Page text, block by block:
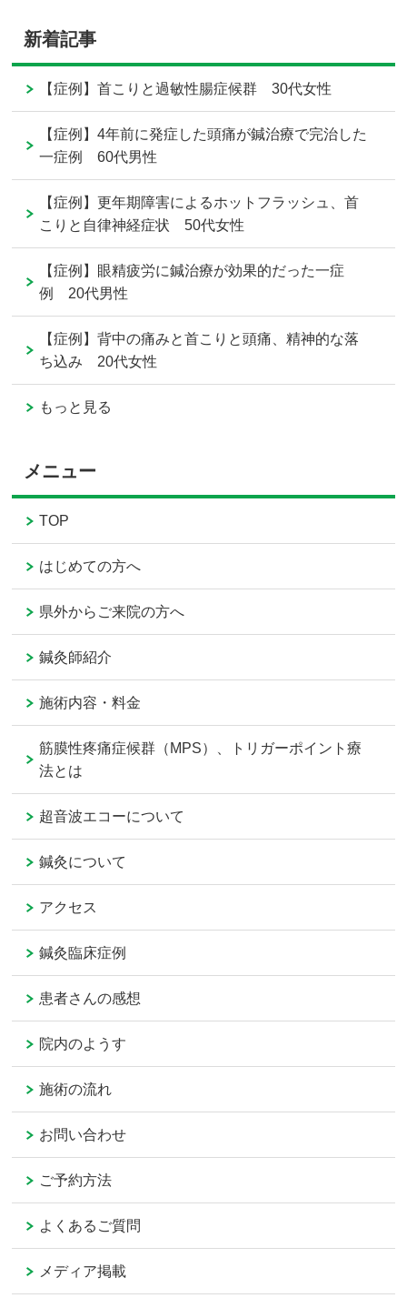
新着記事
【症例】首こりと過敏性腸症候群 30代女性
【症例】4年前に発症した頭痛が鍼治療で完治した
一症例 60代男性
【症例】更年期障害によるホットフラッシュ、首
こりと自律神経症状 50代女性
【症例】眼精疲労に鍼治療が効果的だった一症
例 20代男性
【症例】背中の痛みと首こりと頭痛、精神的な落
ち込み 20代女性
もっと見る
メニュー
TOP
はじめての方へ
県外からご来院の方へ
鍼灸師紹介
施術内容・料金
筋膜性疼痛症候群（MPS）、トリガーポイント療
法とは
超音波エコーについて
鍼灸について
アクセス
鍼灸臨床症例
患者さんの感想
院内のようす
施術の流れ
お問い合わせ
ご予約方法
よくあるご質問
メディア掲載